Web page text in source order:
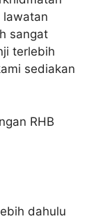
lawatan
sangat
terlebih
sediakan
RHB
dahulu